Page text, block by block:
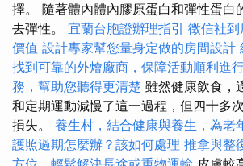
擇。 隨著體內體內膠原蛋白和彈性蛋白
去彈性。 宜蘭台胞證辦理指引 徵信社
價值 設計專家幫您量身定做的房間設計
找到可靠的外燴廠商，保障活動順利進
務，幫助您聽得更清楚 雖然健康飲食，
和定期運動減慢了這一過程，但四十多
損失。 養生村，結合健康與養生，為老
護照過期怎麼辦？該如何處理 推拿與整